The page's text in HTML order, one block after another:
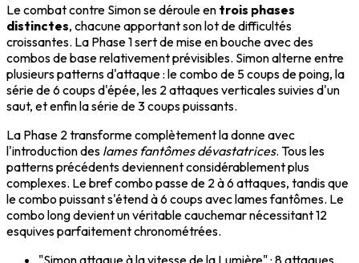
Le combat contre Simon se déroule en trois phases
distinctes, chacune apportant son lot de difficultés
croissantes. La Phase 1 sert de mise en bouche avec des
combos de base relativement prévisibles. Simon alterne entre
plusieurs patterns d'attaque : le combo de 5 coups de poing, la
série de 6 coups d'épée, les 2 attaques verticales suivies d'un
saut, et enfin la série de 3 coups puissants.
La Phase 2 transforme complètement la donne avec
l'introduction des lames fantômes dévastatrices. Tous les
patterns précédents deviennent considérablement plus
complexes. Le bref combo passe de 2 à 6 attaques, tandis que
le combo puissant s'étend à 6 coups avec lames fantômes. Le
combo long devient un véritable cauchemar nécessitant 12
esquives parfaitement chronométrées.
"Simon attaque à la vitesse de la Lumière" : 8 attaques